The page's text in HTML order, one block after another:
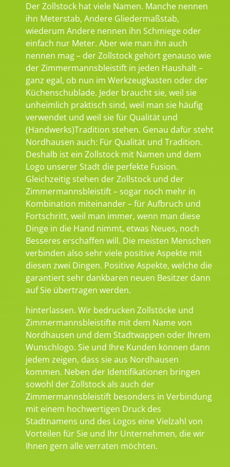
Der Zollstock hat viele Namen. Manche nennen
ihn Meterstab, Andere Gliedermaßstab,
wiederum Andere nennen ihn Schmiege oder
einfach nur Meter. Aber wie man ihn auch
nennen mag – der Zollstock gehört genauso wie
der Zimmermannsbleistift in jeden Haushalt –
ganz egal, ob nun im Werkzeugkasten oder der
Küchenschublade. Jeder braucht sie, weil sie
unheimlich praktisch sind, weil man sie häufig
verwendet und weil sie für Qualität und
(Handwerks)Tradition stehen. Genau dafür steht
Nordhausen auch: Für Qualität und Tradition.
Deshalb ist ein Zollstock mit Namen und dem
Logo unserer Stadt die perfekte Fusion.
Gleichzeitig stehen der Zollstock und der
Zimmermannsbleistift – sogar noch mehr in
Kombination miteinander – für Aufbruch und
Fortschritt, weil man immer, wenn man diese
Dinge in die Hand nimmt, etwas Neues, noch
Besseres erschaffen will. Die meisten Menschen
verbinden also sehr viele positive Aspekte mit
diesen zwei Dingen. Positive Aspekte, welche die
garantiert sehr dankbaren neuen Besitzer dann
auf Sie übertragen werden.
hinterlassen. Wir bedrucken Zollstöcke und
Zimmermannsbleistifte mit dem Name von
Nordhausen und dem Stadtwappen oder Ihrem
Wunschlogo. Sie und Ihre Kunden können dann
jedem zeigen, dass sie aus Nordhausen
kommen. Neben der Identifikationen bringen
sowohl der Zollstock als auch der
Zimmermannsbleistift besonders in Verbindung
mit einem hochwertigen Druck des
Stadtnamens und des Logos eine Vielzahl von
Vorteilen für Sie und Ihr Unternehmen, die wir
Ihnen gern alle verraten möchten.